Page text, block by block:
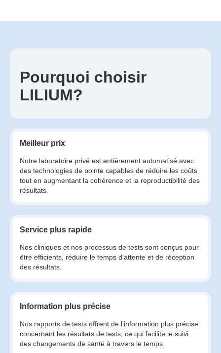
Pourquoi choisir
LILIUM?
Meilleur prix
Notre laboratoire privé est entièrement automatisé avec
des technologies de pointe capables de réduire les coûts
tout en augmentant la cohérence et la reproductibilité des
résultats.
Service plus rapide
Nos cliniques et nos processus de tests sont conçus pour
être efficients, réduire le temps d'attente et de réception
des résultats.
Information plus précise
Nos rapports de tests offrent de l'information plus précise
concernant les résultats de tests, ce qui facilite le suivi
des changements de santé à travers le temps.